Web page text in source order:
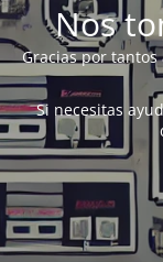
Nos
Gracias por
Si necesitas